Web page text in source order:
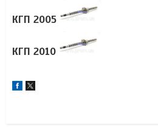
КГП 2005
КГП 2010